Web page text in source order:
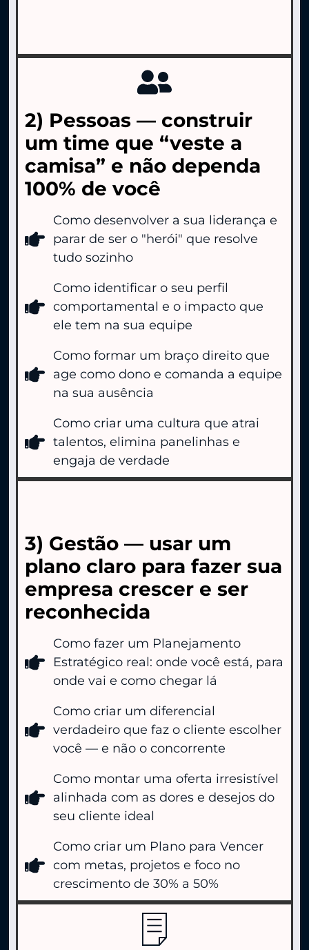
2) Pessoas — construir
um time que “veste a
camisa” e não dependa
100% de você
Como desenvolver a sua liderança e
parar de ser o "herói" que resolve
tudo sozinho
Como identificar o seu perfil
comportamental e o impacto que
ele tem na sua equipe
Como formar um braço direito que
age como dono e comanda a equipe
na sua ausência
Como criar uma cultura que atrai
talentos, elimina panelinhas e
engaja de verdade
3) Gestão — usar um
plano claro para fazer sua
empresa crescer e ser
reconhecida
Como fazer um Planejamento
Estratégico real: onde você está, para
onde vai e como chegar lá
Como criar um diferencial
verdadeiro que faz o cliente escolher
você — e não o concorrente
Como montar uma oferta irresistível
alinhada com as dores e desejos do
seu cliente ideal
Como criar um Plano para Vencer
com metas, projetos e foco no
crescimento de 30% a 50%